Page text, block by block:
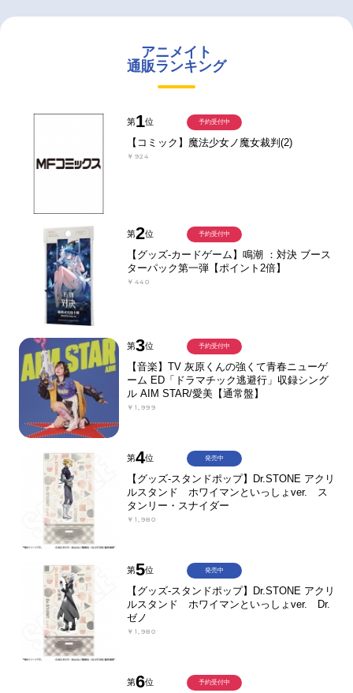
アニメイト
通販ランキング
第1位
【コミック】魔法少女ノ魔女裁判(2)
￥924
予約受付中
第2位
【グッズ-カードゲーム】鳴潮 ：対決 ブース
ターパック第一弾【ポイント2倍】
￥440
予約受付中
第3位
【音楽】TV 灰原くんの強くて青春ニューゲ
ーム ED「ドラマチック逃避行」収録シング
ル AIM STAR/愛美【通常盤】
￥1,999
予約受付中
第4位
【グッズ-スタンドポップ】Dr.STONE アクリ
ルスタンド ホワイマンといっしょver. ス
タンリー・スナイダー
￥1,980
発売中
第5位
【グッズ-スタンドポップ】Dr.STONE アクリ
ルスタンド ホワイマンといっしょver. Dr.
ゼノ
￥1,980
発売中
第6位 予約受付中